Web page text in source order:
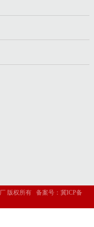
版权所有 备案号： 冀ICP备